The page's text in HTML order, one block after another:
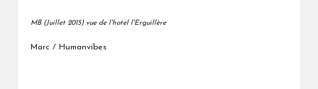
MB (Juillet 2015) vue de l'hotel l'Erguillère
Marc / Humanvibes